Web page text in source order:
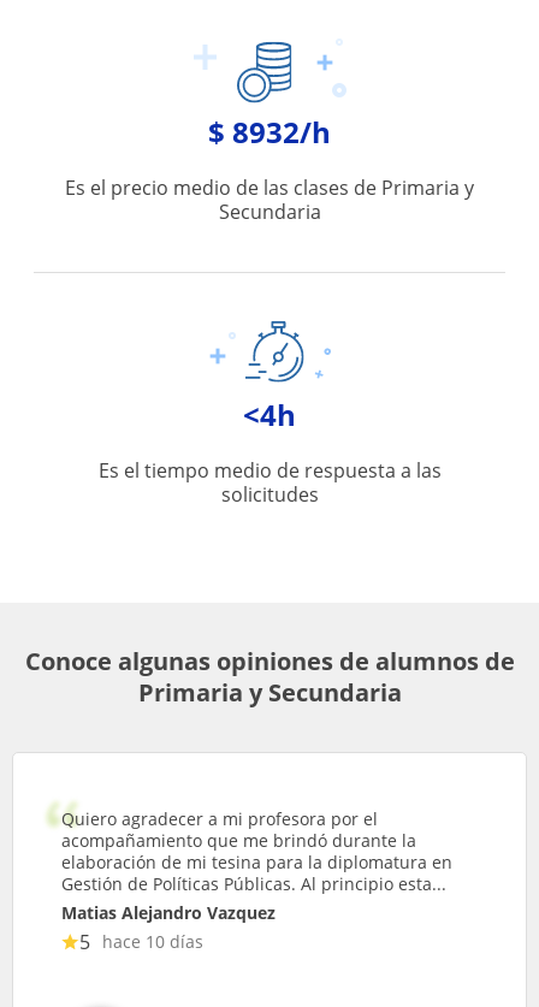
$ 8932/h
Es el precio medio de las clases de Primaria y
Secundaria
<4h
Es el tiempo medio de respuesta a las
solicitudes
Conoce algunas opiniones de alumnos de
Primaria y Secundaria
Quiero agradecer a mi profesora por el
acompañamiento que me brindó durante la
elaboración de mi tesina para la diplomatura en
Gestión de Políticas Públicas. Al principio esta...
Matias Alejandro Vazquez
5 hace 10 días